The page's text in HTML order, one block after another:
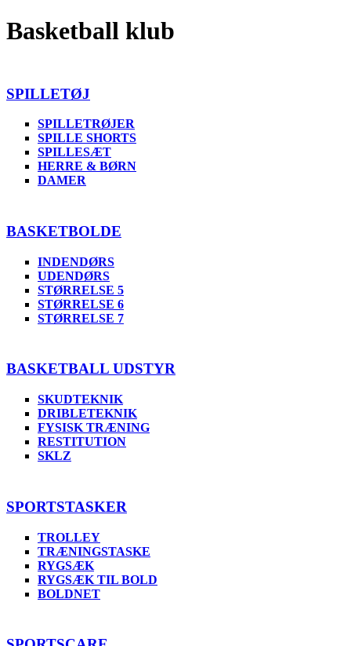
Basketball klub
SPILLETØJ
SPILLETRØJER
SPILLE SHORTS
SPILLESÆT
HERRE & BØRN
DAMER
BASKETBOLDE
INDENDØRS
UDENDØRS
STØRRELSE 5
STØRRELSE 6
STØRRELSE 7
BASKETBALL UDSTYR
SKUDTEKNIK
DRIBLETEKNIK
FYSISK TRÆNING
RESTITUTION
SKLZ
SPORTSTASKER
TROLLEY
TRÆNINGSTASKE
RYGSÆK
RYGSÆK TIL BOLD
BOLDNET